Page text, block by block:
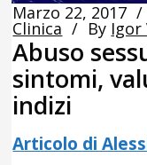
Marzo 22, 2017
Clinica By Igor
Abuso
sintomi,
indizi
Articolo di